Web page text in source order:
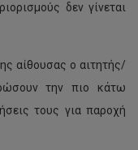
δεν γίνεται
αίθουσας ο αιτητής/
την πιο κάτω
τους για παροχή